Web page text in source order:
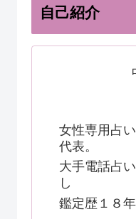
自己紹介
女性専用占
代表。
大手電話占
し
鑑定歴１８